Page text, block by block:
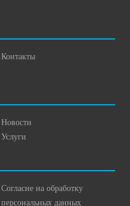
Контакты
Новости
Услуги
Согласие на обработку
персональных данных